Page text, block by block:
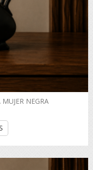
NEGRA